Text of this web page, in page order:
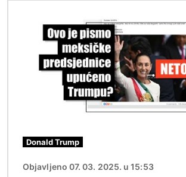
Donald Trump
Objavljeno 07. 03. 2025. u 15:53